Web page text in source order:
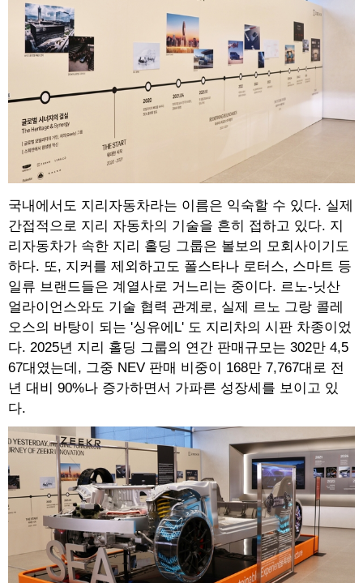
국내에서도 지리자동차라는 이름은 익숙할 수 있다. 실제
간접적으로 지리 자동차의 기술을 흔히 접하고 있다. 지
리자동차가 속한 지리 홀딩 그룹은 볼보의 모회사이기도
하다. 또, 지커를 제외하고도 폴스타나 로터스, 스마트 등
일류 브랜드들은 계열사로 거느리는 중이다. 르노-닛산
얼라이언스와도 기술 협력 관계로, 실제 르노 그랑 콜레
오스의 바탕이 되는 '싱유에L' 도 지리차의 시판 차종이었
다. 2025년 지리 홀딩 그룹의 연간 판매규모는 302만 4,5
67대였는데, 그중 NEV 판매 비중이 168만 7,767대로 전
년 대비 90%나 증가하면서 가파른 성장세를 보이고 있
다.